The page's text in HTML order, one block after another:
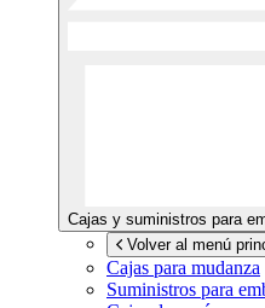
Cajas y suministros para
Volver al menú
Cajas para mudanza
Suministros para